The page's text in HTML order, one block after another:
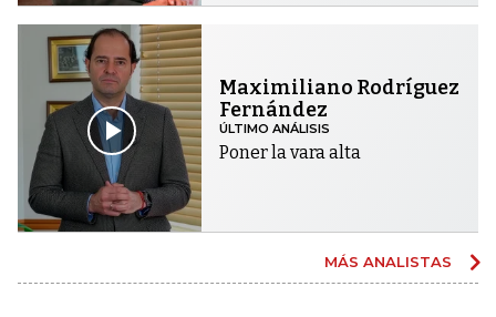
Maximiliano Rodríguez
Fernández
ÚLTIMO ANÁLISIS
Poner la vara alta
MÁS ANALISTAS